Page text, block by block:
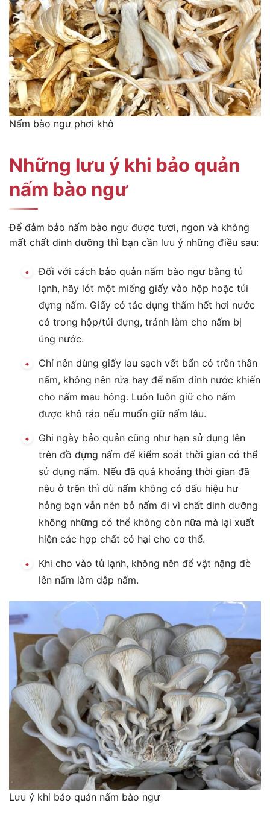
Nấm bào ngư phơi khô
Những lưu ý khi bảo quản
nấm bào ngư
Để đảm bảo nấm bào ngư được tươi, ngon và không
mất chất dinh dưỡng thì bạn cần lưu ý những điều sau:
Đối với cách bảo quản nấm bào ngư bằng tủ
lạnh, hãy lót một miếng giấy vào hộp hoặc túi
đựng nấm. Giấy có tác dụng thấm hết hơi nước
có trong hộp/túi đựng, tránh làm cho nấm bị
úng nước.
Chỉ nên dùng giấy lau sạch vết bẩn có trên thân
nấm, không nên rửa hay để nấm dính nước khiến
cho nấm mau hỏng. Luôn luôn giữ cho nấm
được khô ráo nếu muốn giữ nấm lâu.
Ghi ngày bảo quản cũng như hạn sử dụng lên
trên đồ đựng nấm để kiểm soát thời gian có thể
sử dụng nấm. Nếu đã quá khoảng thời gian đã
nêu ở trên thì dù nấm không có dấu hiệu hư
hỏng bạn vẫn nên bỏ nấm đi vì chất dinh dưỡng
không những có thể không còn nữa mà lại xuất
hiện các hợp chất có hại cho cơ thể.
Khi cho vào tủ lạnh, không nên để vật nặng đè
lên nấm làm dập nấm.
Lưu ý khi bảo quản nấm bào ngư